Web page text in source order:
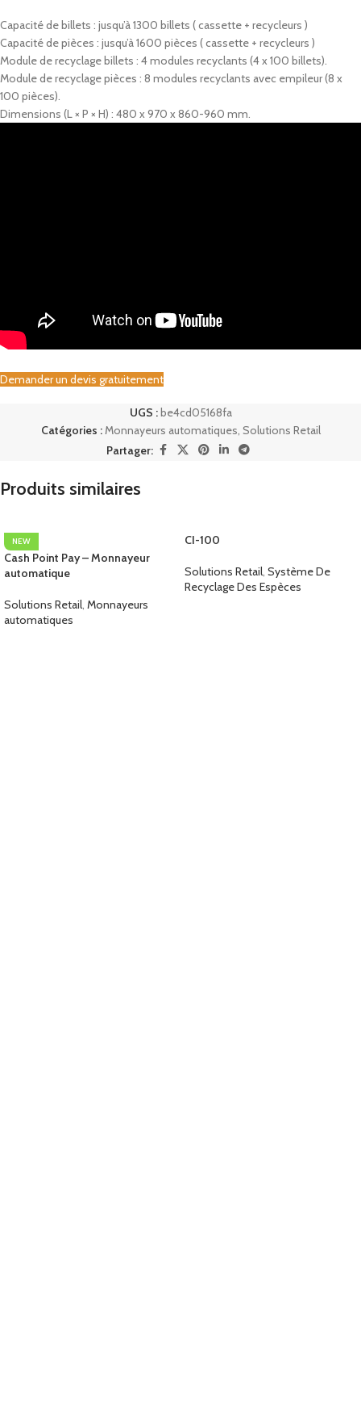
Capacité de billets : jusqu’à 1300 billets ( cassette + recycleurs )
Capacité de pièces : jusqu’à 1600 pièces ( cassette + recycleurs )
Module de recyclage billets : 4 modules recyclants (4 x 100 billets).
Module de recyclage pièces : 8 modules recyclants avec empileur (8 x
100 pièces).
Dimensions (L × P × H) : 480 x 970 x 860-960 mm.
Demander un devis gratuitement
UGS :be4cd05168fa
Catégories :Monnayeurs automatiques, Solutions Retail
Partager:
Produits similaires
NEW
Cash Point Pay – Monnayeur
automatique
Solutions Retail, Monnayeurs
automatiques
CI-100
Solutions Retail, Système De
Recyclage Des Espèces